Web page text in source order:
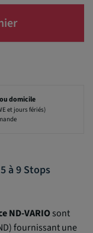
domicile
et jours fériés)
à 9 Stops
ND-VARIO sont
fournissant une